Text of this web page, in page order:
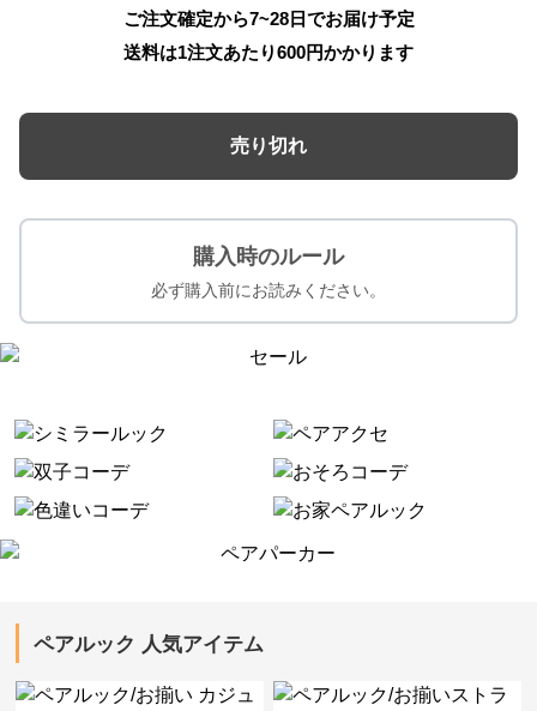
ご注文確定から7~28日でお届け予定
送料は1注文あたり600円かかります
売り切れ
購入時のルール
必ず購入前にお読みください。
ペアルック 人気アイテム